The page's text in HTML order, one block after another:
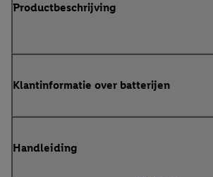
Productbeschrijving
Klantinformatie over batterijen
Handleiding